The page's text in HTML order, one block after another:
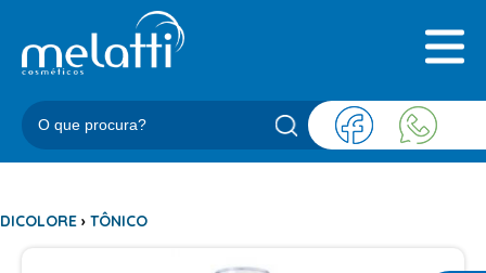
REPRESENTANTES
DICOLORE › TÔNICO